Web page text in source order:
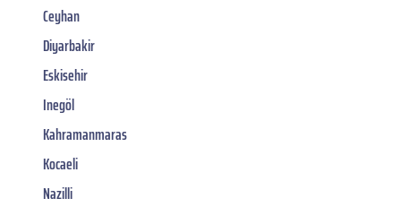
Ceyhan
Diyarbakir
Eskisehir
Inegöl
Kahramanmaras
Kocaeli
Nazilli